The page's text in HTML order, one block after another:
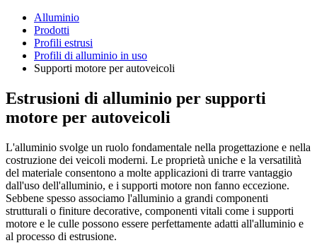
Alluminio
Prodotti
Profili estrusi
Profili di alluminio in uso
Supporti motore per autoveicoli
Estrusioni di alluminio per supporti
motore per autoveicoli
L'alluminio svolge un ruolo fondamentale nella progettazione e nella
costruzione dei veicoli moderni. Le proprietà uniche e la versatilità
del materiale consentono a molte applicazioni di trarre vantaggio
dall'uso dell'alluminio, e i supporti motore non fanno eccezione.
Sebbene spesso associamo l'alluminio a grandi componenti
strutturali o finiture decorative, componenti vitali come i supporti
motore e le culle possono essere perfettamente adatti all'alluminio e
al processo di estrusione.